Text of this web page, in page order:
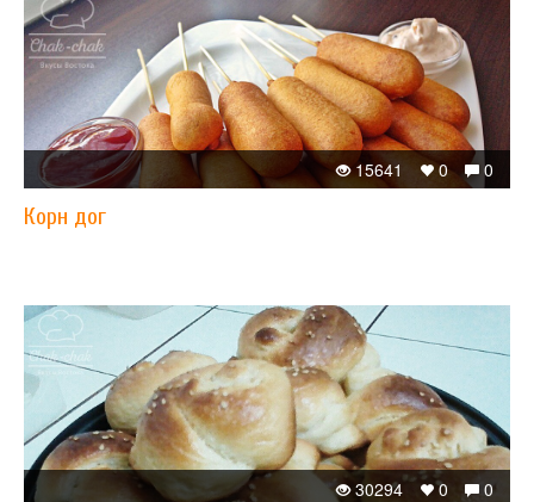
0
0
15641
Корн дог
0
0
30294